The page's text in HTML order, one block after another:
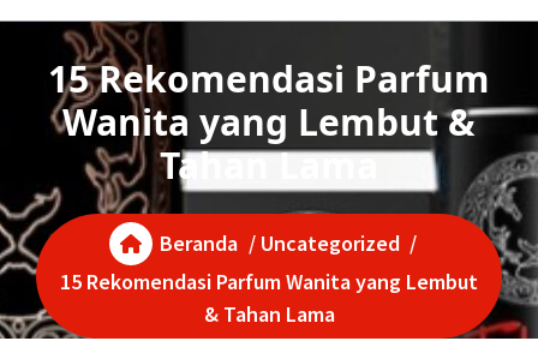
15 Rekomendasi Parfum
Wanita yang Lembut &
Tahan Lama
Beranda / Uncategorized /
15 Rekomendasi Parfum Wanita yang Lembut
& Tahan Lama